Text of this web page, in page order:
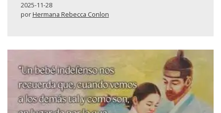
2025-11-28
porHermana Rebecca Conlon